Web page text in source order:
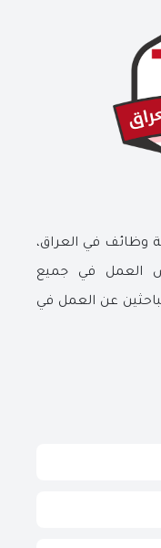
وظائف في العراق،
العمل في جميع
عن العمل في